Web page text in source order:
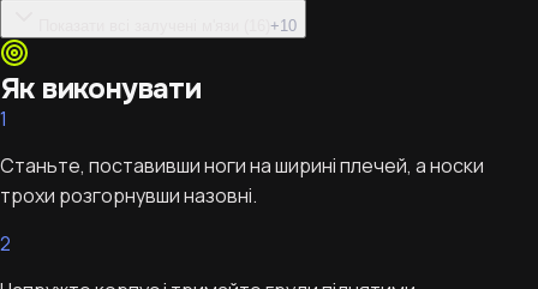
+10
Як виконувати
1
Станьте, поставивши ноги на ширині плечей, а носки
трохи розгорнувши назовні.
2